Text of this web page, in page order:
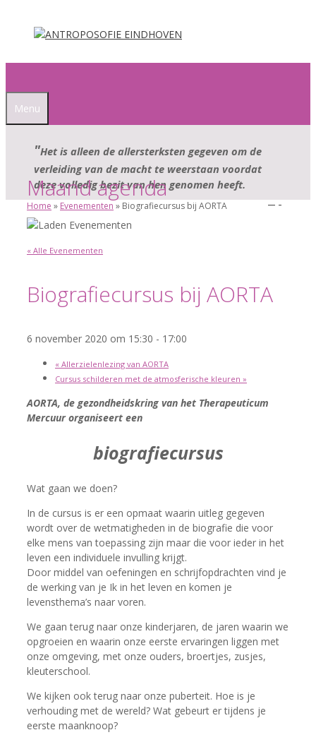
Menu
Het is alleen de allersterksten gegeven om de
verleiding van de macht te weerstaan voordat
deze volledig bezit van hen genomen heeft.
— –
Home » Evenementen » Biografiecursus bij AORTA
Maand agenda
« Alle Evenementen
Biografiecursus bij AORTA
6 november 2020 om 15:30 - 17:00
« Allerzielenlezing van AORTA
Cursus schilderen met de atmosferische kleuren »
AORTA, de gezondheidskring van het Therapeuticum
Mercuur organiseert een
biografiecursus
Wat gaan we doen?
In de cursus is er een opmaat waarin uitleg gegeven
wordt over de wetmatigheden in de biografie die voor
elke mens van toepassing zijn maar die voor ieder in het
leven een individuele invulling krijgt.
Door middel van oefeningen en schrijfopdrachten vind je
de werking van je Ik in het leven en komen je
levensthema’s naar voren.
We gaan terug naar onze kinderjaren, de jaren waarin we
opgroeien en waarin onze eerste ervaringen liggen met
onze omgeving, met onze ouders, broertjes, zusjes,
kleuterschool.
We kijken ook terug naar onze puberteit. Hoe is je
verhouding met de wereld? Wat gebeurt er tijdens je
eerste maanknoop?